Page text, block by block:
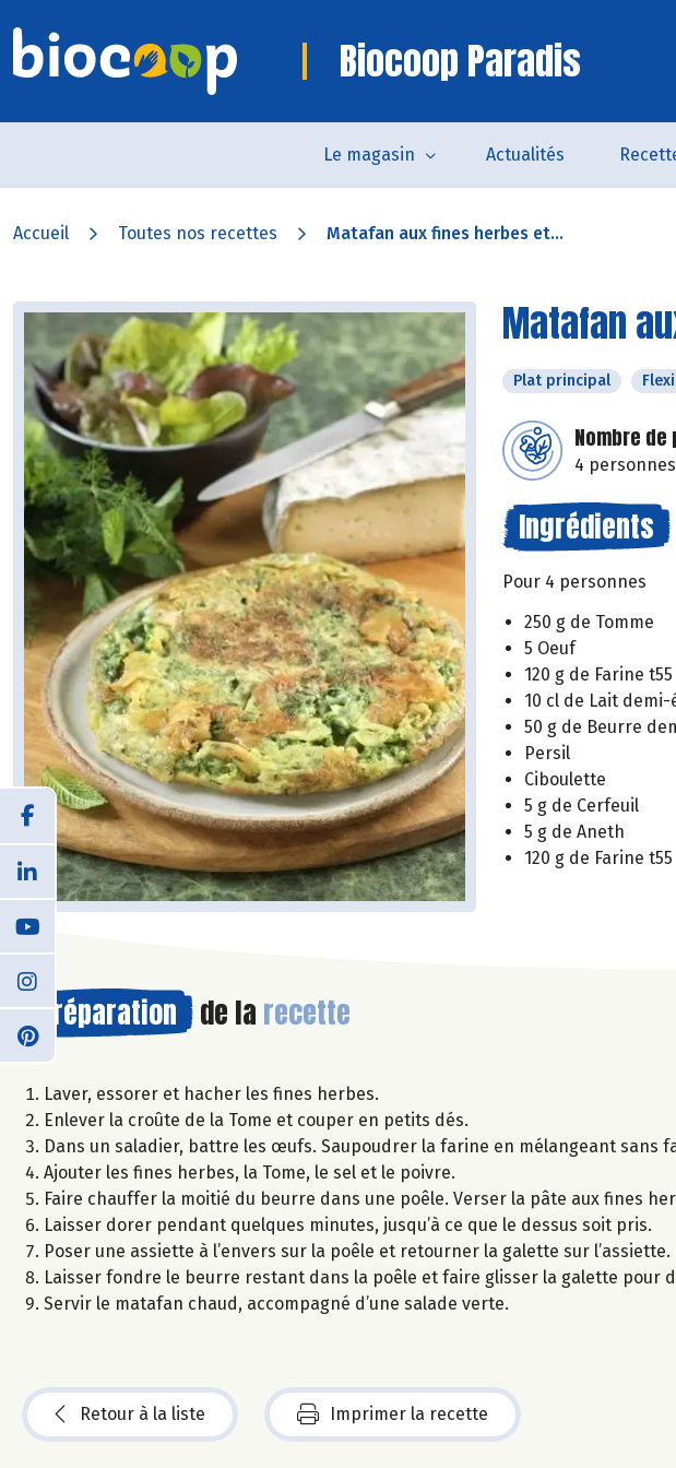
Biocoop Paradis
Le magasin Actualités
Accueil Toutes nos recettes Matafan aux fines herbes et...
Matafan
Plat principal
Nombre
4 personnes
Ingrédients
Pour 4 personnes
250 g de Tomme
5 Oeuf
120 g de Farine t55
10 cl de Lait demi-
50 g de Beurre
Persil
Ciboulette
5 g de Cerfeuil
5 g de Aneth
120 g de Farine t55
Préparation de la recette
Laver, essorer et hacher les fines herbes.
Enlever la croûte de la Tome et couper en petits dés.
Dans un saladier, battre les œufs. Saupoudrer la farine en mélangeant sans
Ajouter les fines herbes, la Tome, le sel et le poivre.
Faire chauffer la moitié du beurre dans une poêle. Verser la pâte aux fines
Laisser dorer pendant quelques minutes, jusqu’à ce que le dessus soit pris.
Poser une assiette à l’envers sur la poêle et retourner la galette sur l’assiette.
Laisser fondre le beurre restant dans la poêle et faire glisser la galette pour
Servir le matafan chaud, accompagné d’une salade verte.
Retour à la liste Imprimer la recette